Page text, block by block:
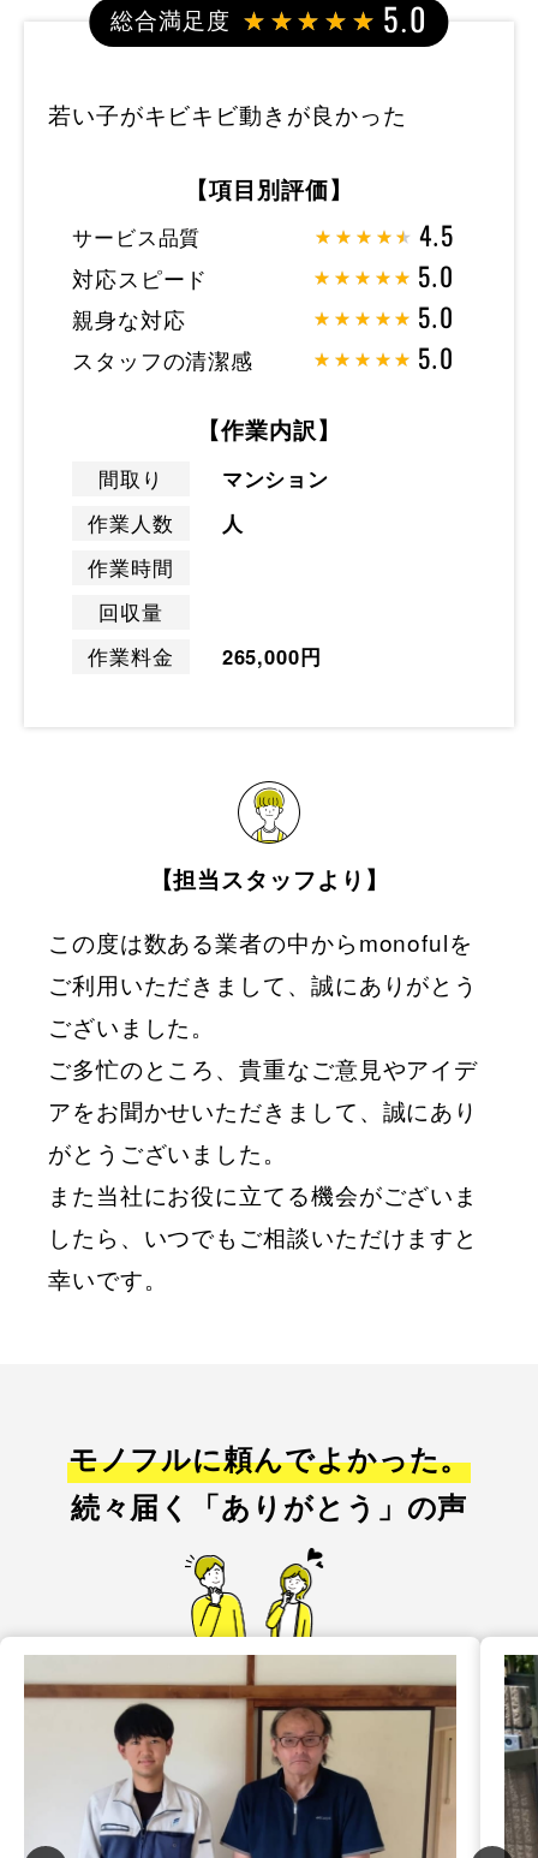
総合満足度 5.0
若い子がキビキビ動きが良かった
【項目別評価】
サービス品質 4.5
対応スピード 5.0
親身な対応 5.0
スタッフの清潔感 5.0
【作業内訳】
間取り
マンション
作業人数
人
作業時間
回収量
作業料金
265,000円
【担当スタッフより】
この度は数ある業者の中からmonofulを
ご利用いただきまして、誠にありがとう
ございました。
ご多忙のところ、貴重なご意見やアイデ
アをお聞かせいただきまして、誠にあり
がとうございました。
また当社にお役に立てる機会がございま
したら、いつでもご相談いただけますと
幸いです。
モノフルに頼んでよかった。
続々届く「ありがとう」の声